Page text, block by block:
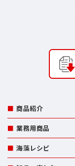
商品紹介
業務用商品
海藻レシピ